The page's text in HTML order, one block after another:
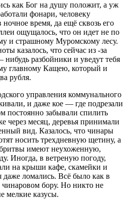
как Бог на душу положит, а уж
фонари, человеку
время, да ещё сквозь его
ощущалось, что он идет не по
и страшному Муромскому лесу.
казалось, что сейчас из -за
нибудь разбойники и уведут тебя
главному Кащею, который и
рубля.
управления коммунального
и даже кое — где подрезали
постоянно забывали спилить
через месяц, деревья принимали
вид. Казалось, что чинары
носить трехдневную щетину, а
имеют неухоженную,
Иногда, в ветреную погоду,
на крыши кафе, скамейки и
даже ломались. Всё было как в
чинаровом бору. Но никто не
мелкие казусы.